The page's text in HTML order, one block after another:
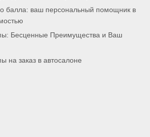
балла: ваш персональный помощник в
Бесценные Преимущества и Ваш
на заказ в автосалоне